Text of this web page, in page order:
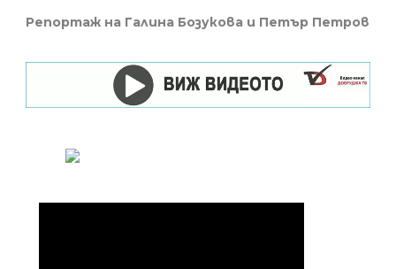
Репортаж на Галина Бозукова и Петър Петров